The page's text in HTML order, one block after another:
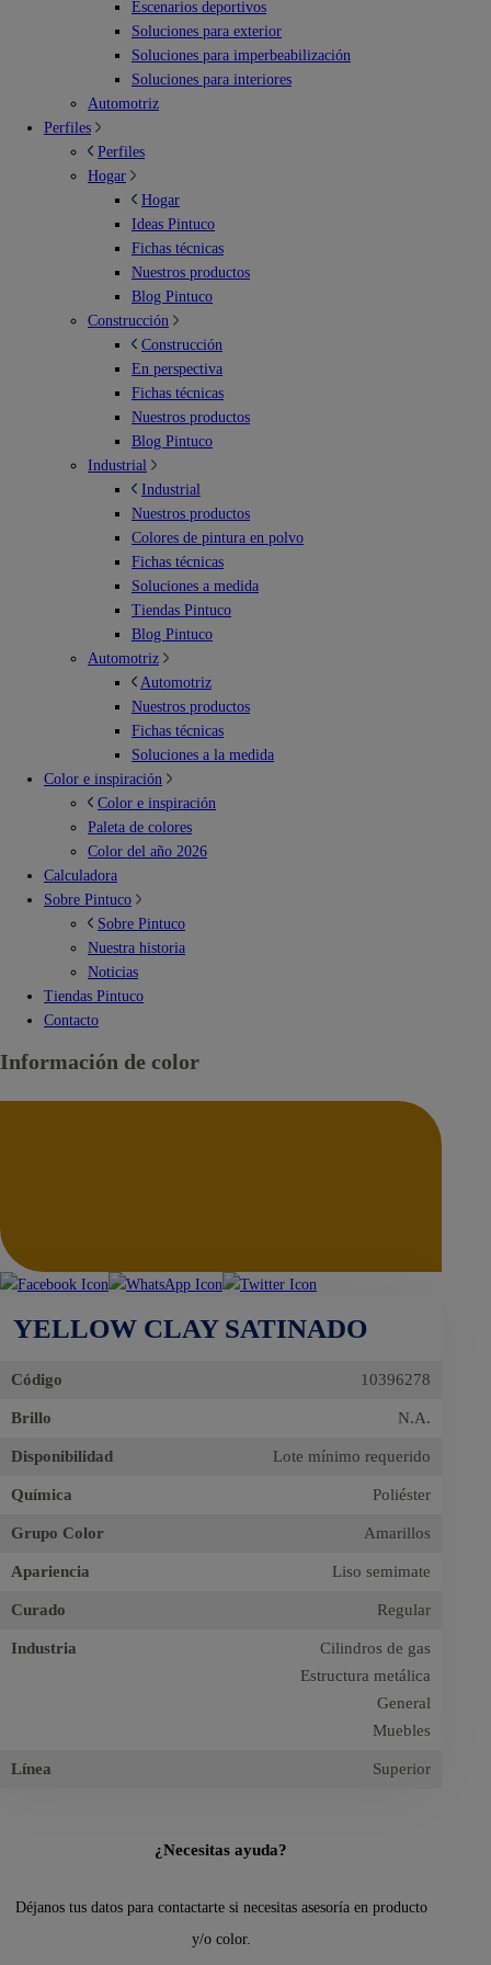
Escenarios deportivos
Soluciones para exterior
Soluciones para imperbeabilización
Soluciones para interiores
Automotriz
Perfiles
Perfiles
Hogar
Hogar
Ideas Pintuco
Fichas técnicas
Nuestros productos
Blog Pintuco
Construcción
Construcción
En perspectiva
Fichas técnicas
Nuestros productos
Blog Pintuco
Industrial
Industrial
Nuestros productos
Colores de pintura en polvo
Fichas técnicas
Soluciones a medida
Tiendas Pintuco
Blog Pintuco
Automotriz
Automotriz
Nuestros productos
Fichas técnicas
Soluciones a la medida
Color e inspiración
Color e inspiración
Paleta de colores
Color del año 2026
Calculadora
Sobre Pintuco
Sobre Pintuco
Nuestra historia
Noticias
Tiendas Pintuco
Contacto
Información de color
YELLOW CLAY SATINADO
Código 10396278
Brillo N.A.
Disponibilidad Lote mínimo requerido
Química Poliéster
Grupo Color Amarillos
Apariencia Liso semimate
Curado Regular
Industria
Cilindros de gas
Estructura metálica
General
Muebles
Línea Superior
¿Necesitas ayuda?
Déjanos tus datos para contactarte si necesitas asesoría en producto
y/o color.